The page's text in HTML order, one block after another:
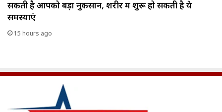
सकती है आपको बड़ा नुकसान, शरीर में शुरू हो सकती है ये
समस्याएं
15 hours ago